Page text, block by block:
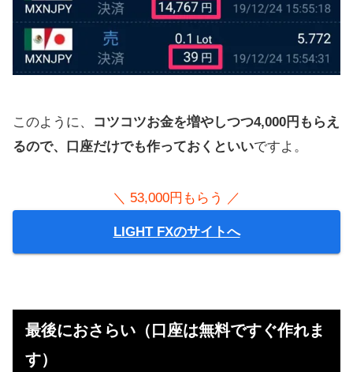
このように、
コツコツお金を増やしつつ4,000円もらえ
るので、口座だけでも作っておくといいですよ。
＼ 53,000円もらう ／
LIGHT FXのサイトへ
最後におさらい（口座は無料ですぐ作れま
す）